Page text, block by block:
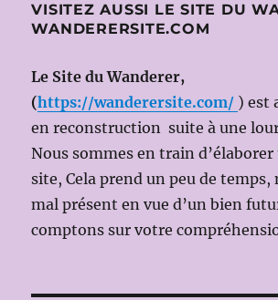
VISITEZ AUSSI LE SITE DU
WANDERERSITE.COM
Le Site du Wanderer,
(https://wanderersite.com/ ) est
en reconstruction suite à une
Nous sommes en train
site, Cela prend un peu de temps,
mal présent en vue d’un bien
comptons sur votre